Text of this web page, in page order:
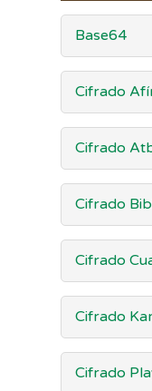
Base64
Cifrado
Cifrado
Cifrado
Cifrado
Cifrado
Cifrado